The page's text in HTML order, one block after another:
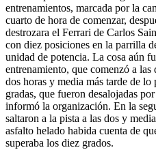
entrenamientos, marcada por la
cuarto de hora de comenzar,
destrozara el Ferrari de Carlos
con diez posiciones en la parrilla
unidad de potencia. La cosa aún
entrenamiento, que comenzó a
dos horas y media más tarde de
gradas, que fueron desalojadas
informó la organización. En la
saltaron a la pista a las dos y
asfalto helado habida cuenta de
superaba los diez grados.